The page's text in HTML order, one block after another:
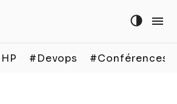
#Devops #Conférences